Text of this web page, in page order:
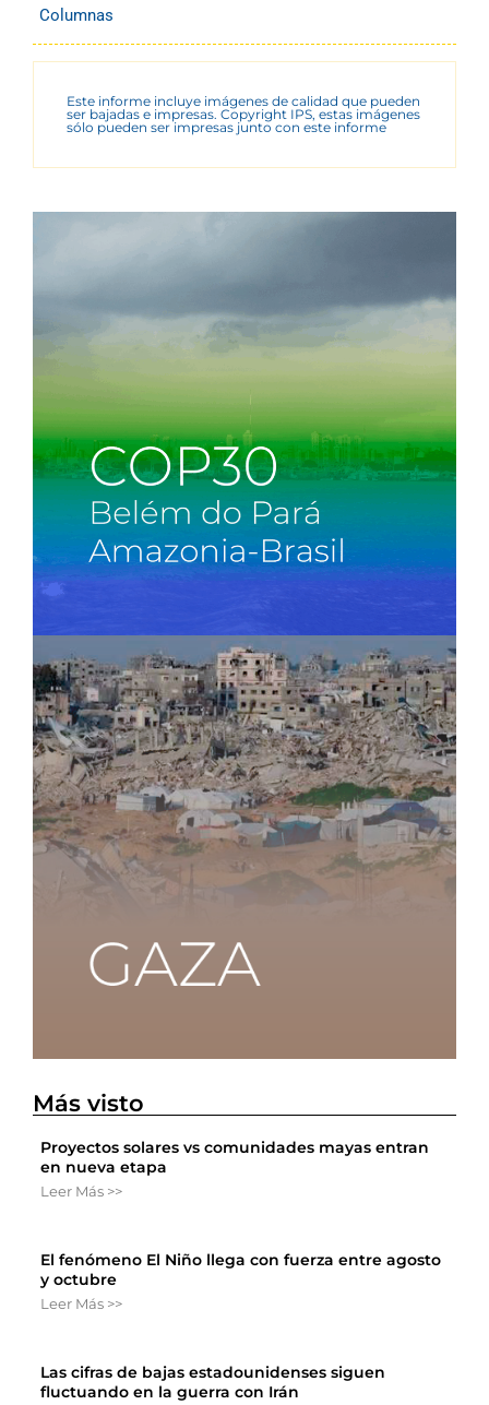
Columnas
Este informe incluye imágenes de calidad que pueden
ser bajadas e impresas. Copyright IPS, estas imágenes
sólo pueden ser impresas junto con este informe
Más visto
Proyectos solares vs comunidades mayas entran
en nueva etapa
Leer Más >>
El fenómeno El Niño llega con fuerza entre agosto
y octubre
Leer Más >>
Las cifras de bajas estadounidenses siguen
fluctuando en la guerra con Irán